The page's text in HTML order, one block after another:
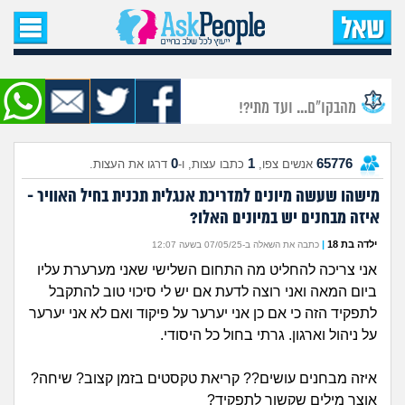
עמוד הבית
שאל שאלה
שאלות חדשות
שאלות שעוררו עניין
מה קורה כאן?
מתחם הטיפים
מהבקו"ם... ועד מתי?!
65776 אנשים צפו, 1 כתבו עצות, ו-0 דרגו את העצות.
מישהו שעשה מיונים למדריכת אנגלית תכנית בחיל האוויר -
איזה מבחנים יש במיונים האלו?
ילדה בת 18 | כתבה את השאלה ב-07/05/25 בשעה 12:07
אני צריכה להחליט מה התחום השלישי שאני מערערת עליו
ביום המאה ואני רוצה לדעת אם יש לי סיכוי טוב להתקבל
לתפקיד הזה כי אם כן אני יערער על פיקוד ואם לא אני יערער
על ניהול וארגון. גרתי בחול כל היסודי.
איזה מבחנים עושים?? קריאת טקסטים בזמן קצוב? שיחה?
אוצר מילים שקשור לתפקיד?